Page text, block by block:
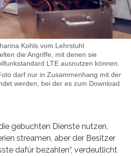
Kohls vom Lehrstuhl
die Angriffe, mit denen sie
LTE ausnutzen können.
darf nur in Zusammenhang mit der
werden, bei der es zum Download
gebuchten Dienste nutzen,
streamen, aber der Besitzer
dafür bezahlen“, verdeutlicht